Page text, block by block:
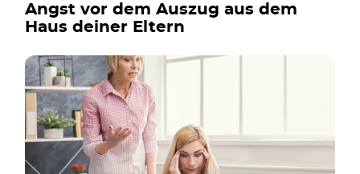
Angst vor dem Auszug aus dem
Haus deiner Eltern